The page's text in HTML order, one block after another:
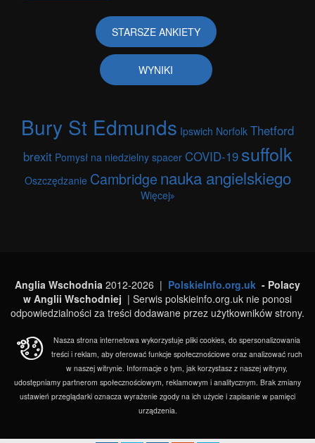
STARSZE ANKIETY
WYNIKI
Bury St Edmunds Ipswich Norfolk Thetford
brexit Pomysł na niedzielny spacer COVID-19 suffolk
Oszczędzanie Cambridge nauka angielskiego
Więcej
Anglia Wschodnia 2012-2026 | PolskieInfo.org.uk - Polacy
w Anglii Wschodniej | Serwis polskieinfo.org.uk nie ponosi
odpowiedzialności za treści dodawane przez użytkowników strony.
Nasza strona internetowa wykorzystuje pliki cookies, do spersonalizowania
treści i reklam, aby oferować funkcje społecznościowe oraz analizować ruch
w naszej witrynie. Informacje o tym, jak korzystasz z naszej witryny,
udostępniamy partnerom społecznościowym, reklamowym i analitycznym. Brak zmiany
ustawień przeglądarki oznacza wyrażenie zgody na ich użycie i zapisanie w pamięci
urządzenia.